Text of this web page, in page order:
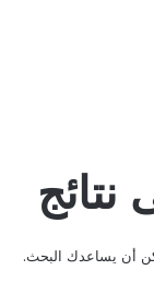
نتائج
أن يساعدك البحث.